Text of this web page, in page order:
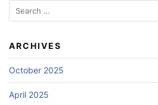
Search
for:
ARCHIVES
October 2025
April 2025